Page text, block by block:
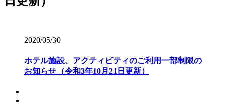
2020/05/30
ホテル施設、アクティビティのご利用一部制限の
お知らせ（令和3年10月21日更新）